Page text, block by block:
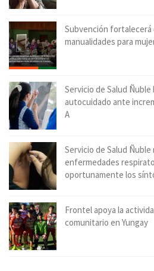
Subvención
manualidades para
Servicio de Salud
autocuidado ante
A
Servicio de Salud
enfermedades
oportunamente los
Frontel apoya la
comunitario en Yungay